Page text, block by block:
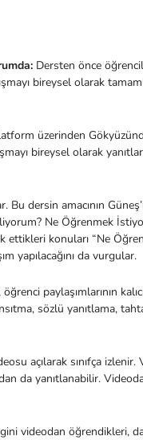
Dersten önce
bireysel olarak
üzerinden
bireysel olarak
Bu dersin amacının
Ne Öğrenmek
konuları “Ne
yapılacağını da vurgular.
paylaşımlarının
sözlü yanıtlama,
açılarak sınıfça
da yanıtlanabilir.
videodan öğrendikleri,